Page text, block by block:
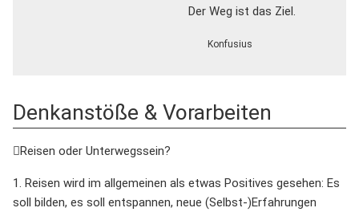
Der Weg ist das Ziel.
Konfusius
Denkanstöße & Vorarbeiten
Reisen oder Unterwegssein?
1. Reisen wird im allgemeinen als etwas Positives gesehen: Es
soll bilden, es soll entspannen, neue (Selbst-)Erfahrungen